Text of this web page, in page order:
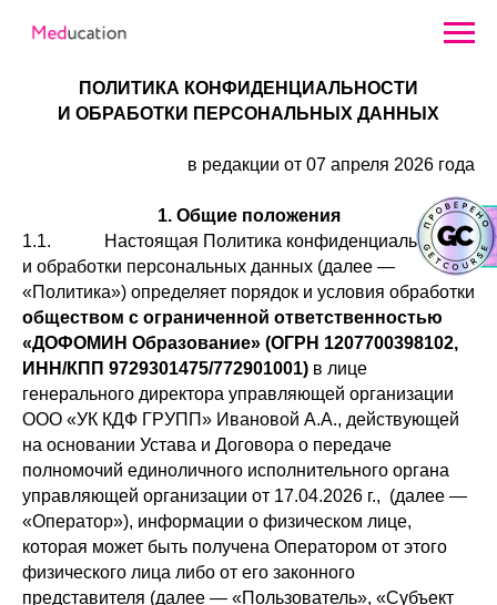
ПОЛИТИКА КОНФИДЕНЦИАЛЬНОСТИ
И ОБРАБОТКИ ПЕРСОНАЛЬНЫХ ДАННЫХ
в редакции от 07 апреля 2026 года
1. Общие положения
1.1. Настоящая Политика конфиденциальности
и обработки персональных данных (далее —
«Политика») определяет порядок и условия обработки
обществом с ограниченной ответственностью
«ДОФОМИН Образование» (ОГРН 1207700398102,
ИНН/КПП 9729301475/772901001) в лице
генерального директора управляющей организации
ООО «УК КДФ ГРУПП» Ивановой А.А., действующей
на основании Устава и Договора о передаче
полномочий единоличного исполнительного органа
управляющей организации от 17.04.2026 г., (далее —
«Оператор»), информации о физическом лице,
которая может быть получена Оператором от этого
физического лица либо от его законного
представителя (далее — «Пользователь», «Субъект